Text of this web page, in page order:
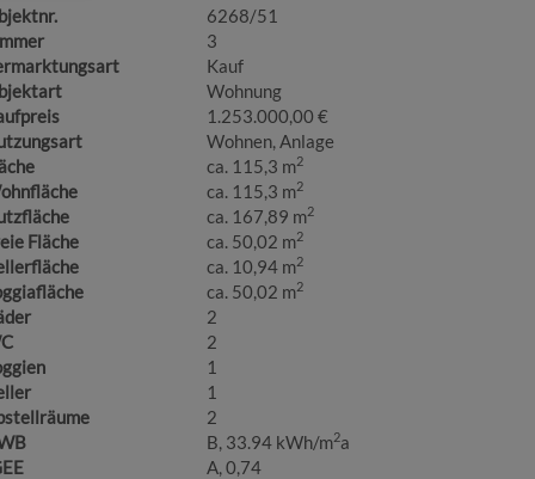
6268/51
3
Kauf
Wohnung
1.253.000,00 €
Wohnen Anlage
ca. 115,3 m2
ca. 115,3 m2
ca. 167,89 m2
Fläche ca. 50,02 m2
ca. 10,94 m2
ca. 50,02 m2
2
2
1
1
2
B, 33.94 kWh/m2a
A, 0,74